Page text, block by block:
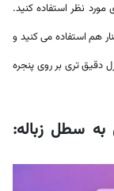
مورد نظر استفاده کنید.
هم استفاده می کنید و
دقیق تری بر روی پنجره
سطل زباله: